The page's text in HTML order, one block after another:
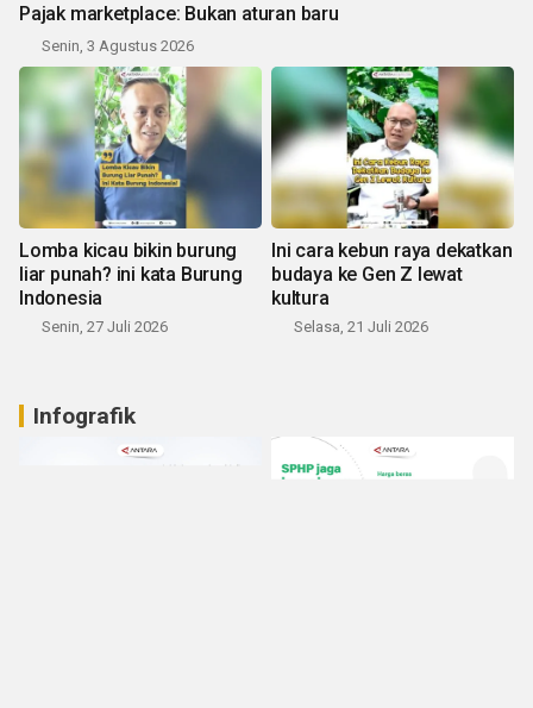
Pajak marketplace: Bukan aturan baru
Senin, 3 Agustus 2026
Lomba kicau bikin burung
liar punah? ini kata Burung
Indonesia
Senin, 27 Juli 2026
Ini cara kebun raya dekatkan
budaya ke Gen Z lewat
kultura
Selasa, 21 Juli 2026
Infografik